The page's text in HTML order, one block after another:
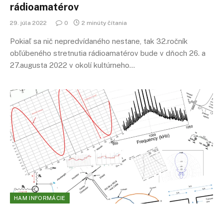
rádioamatérov
29. júla 2022 0 2 minúty čítania
Pokiaľ sa nič nepredvídaného nestane, tak 32.ročník
obľúbeného stretnutia rádioamatérov bude v dňoch 26. a
27.augusta 2022 v okolí kultúrneho…
HAM INFORMÁCIE